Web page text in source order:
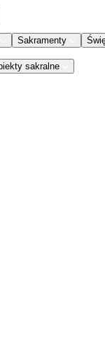
Sakramenty
sakralne